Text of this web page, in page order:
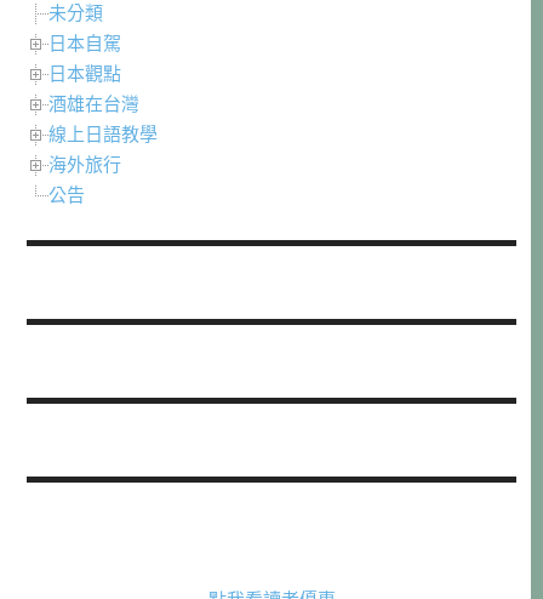
未分類
日本自駕
日本觀點
酒雄在台灣
線上日語教學
海外旅行
公告